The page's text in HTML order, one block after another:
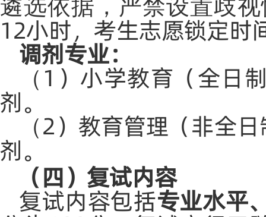
遴选依据，严禁设置歧
12小时，考生志愿锁定时
调剂专业：
（ 1）小学教育（全日
剂。
（2）教育管理（非全
剂。
（四）复试内容
复试内容包括专业水平